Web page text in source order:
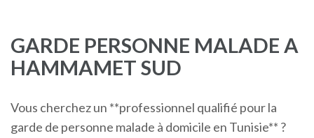
GARDE PERSONNE MALADE A
HAMMAMET SUD
Vous cherchez un **professionnel qualifié pour la
garde de personne malade à domicile en Tunisie** ?